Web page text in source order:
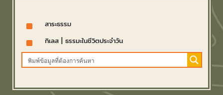
^ สาระธรรม
^ กิเลส| ธรรมะในชีวิตประจำวัน